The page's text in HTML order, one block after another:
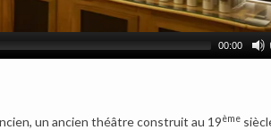
00:00
un ancien théâtre construit au 19ème